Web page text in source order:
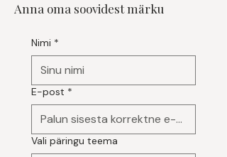
Anna oma soovidestmärku
Nimi *
E-post *
Vali päringu teema